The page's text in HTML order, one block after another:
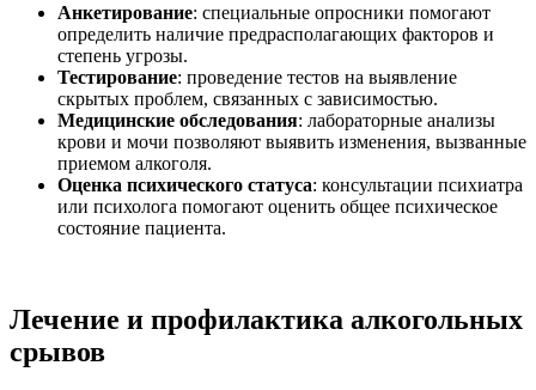
Анкетирование: специальные опросники помогают
определить наличие предрасполагающих факторов и
степень угрозы.
Тестирование: проведение тестов на выявление
скрытых проблем, связанных с зависимостью.
Медицинские обследования: лабораторные анализы
крови и мочи позволяют выявить изменения, вызванные
приемом алкоголя.
Оценка психического статуса: консультации психиатра
или психолога помогают оценить общее психическое
состояние пациента.
Лечение и профилактика алкогольных
срывов